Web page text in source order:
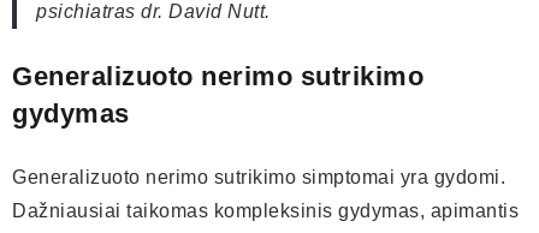
psichiatras dr. David Nutt.
Generalizuoto nerimo sutrikimo
gydymas
Generalizuoto nerimo sutrikimo simptomai yra gydomi.
Dažniausiai taikomas kompleksinis gydymas, apimantis